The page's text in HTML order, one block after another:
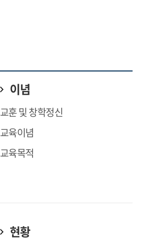
이념
교훈 및 창학정신
교육이념
교육목적
현황